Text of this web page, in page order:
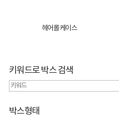
헤어롤 케이스
키워드로 박스 검색
박스형태